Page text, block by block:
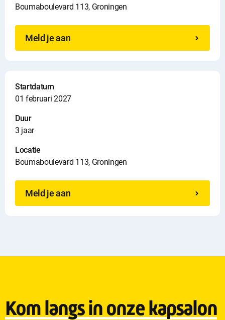
Boumaboulevard 113, Groningen
Meld je aan
Startdatum
01 februari 2027
Duur
3 jaar
Locatie
Boumaboulevard 113, Groningen
Meld je aan
Kom langs in onze kapsalon